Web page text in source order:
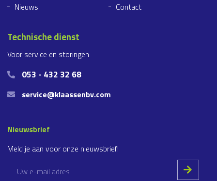
Nieuws
Contact
Technische dienst
Voor service en storingen
053 - 432 32 68
service@klaassenbv.com
Nieuwsbrief
Meld je aan voor onze nieuwsbrief!